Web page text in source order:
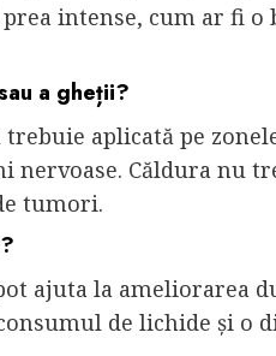
intense, cum ar fi o
a gheții?
aplicată pe
Căldura nu
tumori.
ajuta la ameliorarea
de lichide și o